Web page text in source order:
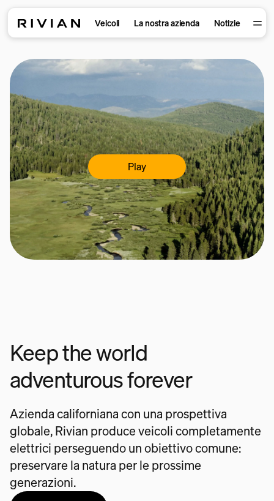
Veicoli La nostra azienda Notizie
Play
Keep the world
adventurous forever
Azienda californiana con una prospettiva
globale, Rivian produce veicoli completamente
elettrici perseguendo un obiettivo comune:
preservare la natura per le prossime
generazioni.